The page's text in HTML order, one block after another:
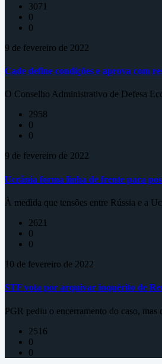
3071
0
0
9 de fevereiro de 2022
Cade define condições e aprova com
O Conselho Administrativo de Defesa
2958
0
0
9 de fevereiro de 2022
Ucrânia forma linha de frente para
À medida que tensões entre Rússia e a
2621
0
0
10 de fevereiro de 2022
STF vota por arquivar inquérito de
PGR pediu o encerramento do caso,
2516
0
0